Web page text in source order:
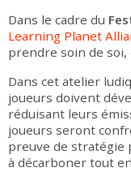
Dans le cadre du
Learning Planet
prendre soin de soi,
Dans cet atelier
joueurs doivent
réduisant leurs
joueurs seront
preuve de stratégie
à décarboner tout